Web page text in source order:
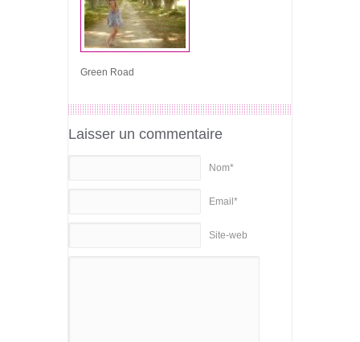
Green Road
Laisser un commentaire
Nom*
Email*
Site-web